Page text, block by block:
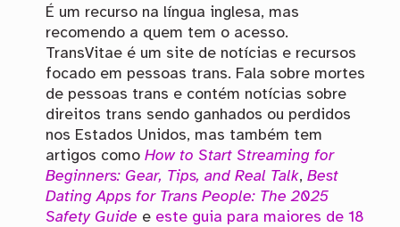
É um recurso na língua inglesa, mas
recomendo a quem tem o acesso.
TransVitae é um site de notícias e recursos
focado em pessoas trans. Fala sobre mortes
de pessoas trans e contém notícias sobre
direitos trans sendo ganhados ou perdidos
nos Estados Unidos, mas também tem
artigos como How to Start Streaming for
Beginners: Gear, Tips, and Real Talk, Best
Dating Apps for Trans People: The 2025
Safety Guide e este guia para maiores de 18